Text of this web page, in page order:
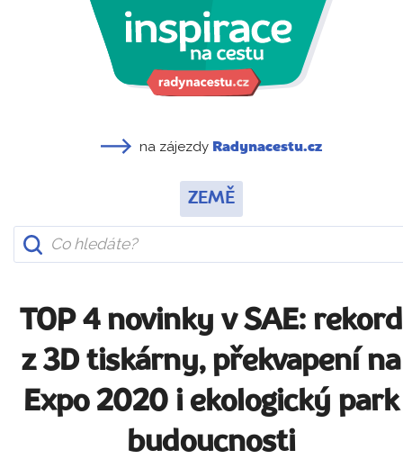
na zájezdy Radynacestu.cz
ZEMĚ
TOP 4 novinky v SAE: rekord
z 3D tiskárny, překvapení na
Expo 2020 i ekologický park
budoucnosti